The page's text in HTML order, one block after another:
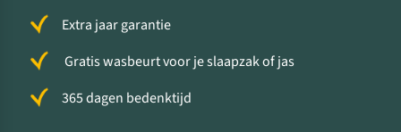
Extra jaar garantie
Gratis wasbeurt voor je slaapzak of jas
365 dagen bedenktijd